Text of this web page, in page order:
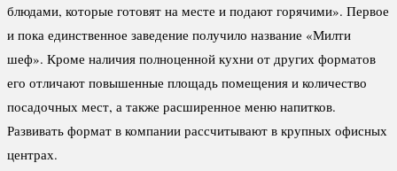
блюдами, которые готовят на месте и подают горячими». Первое
и пока единственное заведение получило название «Милти
шеф». Кроме наличия полноценной кухни от других форматов
его отличают повышенные площадь помещения и количество
посадочных мест, а также расширенное меню напитков.
Развивать формат в компании рассчитывают в крупных офисных
центрах.